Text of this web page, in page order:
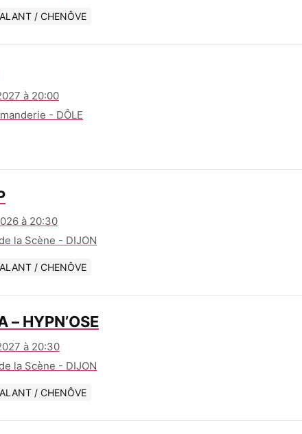
/ CHENÔVE
à 20:00
- DÔLE
à 20:30
la Scène - DIJON
/ CHENÔVE
– HYPN’OSE
à 20:30
la Scène - DIJON
/ CHENÔVE